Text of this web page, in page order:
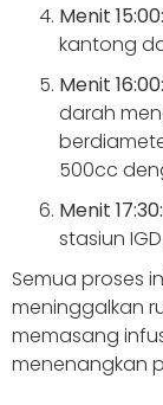
Menit 15:00:
kantong
Menit 16:00:
darah
500cc
Menit 17:30:
stasiun
Semua proses
meninggalkan
memasang
menenangkan